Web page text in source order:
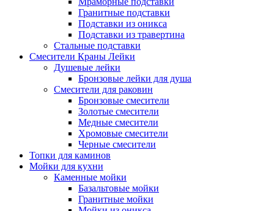
Гранитные подставки
Подставки из оникса
Подставки из травертина
Стальные подставки
Смесители Краны Лейки
Душевые лейки
Бронзовые лейки для душа
Смесители для раковин
Бронзовые смесители
Золотые смесители
Медные смесители
Хромовые смесители
Черные смесители
Топки для каминов
Мойки для кухни
Каменные мойки
Базальтовые мойки
Гранитные мойки